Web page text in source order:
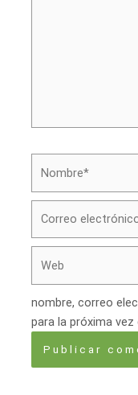
nombre, correo
para la próxima